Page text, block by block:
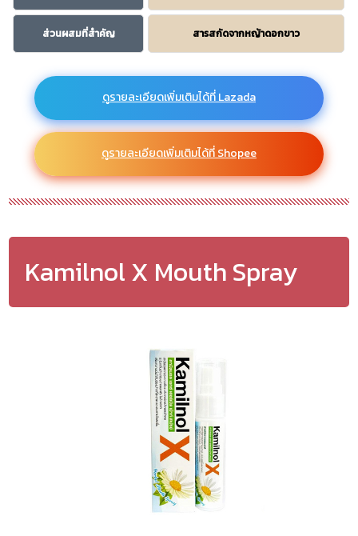
ส่วนผสมที่สำคัญ สารสกัดจากหญ้าดอกขาว
ดูรายละเอียดเพิ่มเติมได้ที่ Lazada
ดูรายละเอียดเพิ่มเติมได้ที่ Shopee
Kamilnol X Mouth Spray